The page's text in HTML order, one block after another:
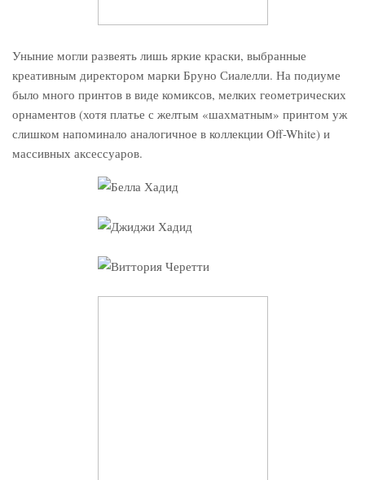
Уныние могли развеять лишь яркие краски, выбранные
креативным директором марки Бруно Сиалелли. На подиуме
было много принтов в виде комиксов, мелких геометрических
орнаментов (хотя платье с желтым «шахматным» принтом уж
слишком напоминало аналогичное в коллекции Off-White) и
массивных аксессуаров.